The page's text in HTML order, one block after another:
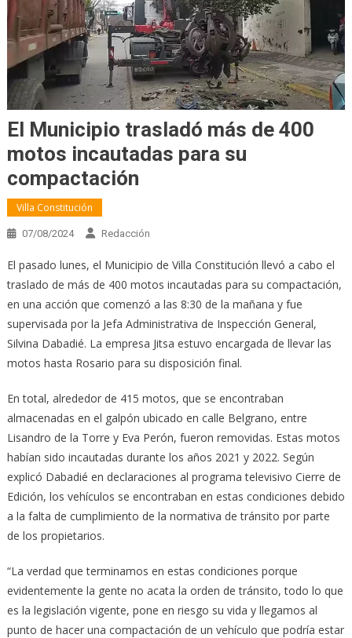
El Municipio trasladó más de 400
motos incautadas para su
compactación
Villa Constitución
07/08/2024 Redacción
El pasado lunes, el Municipio de Villa Constitución llevó a cabo el
traslado de más de 400 motos incautadas para su compactación,
en una acción que comenzó a las 8:30 de la mañana y fue
supervisada por la Jefa Administrativa de Inspección General,
Silvina Dabadié. La empresa Jitsa estuvo encargada de llevar las
motos hasta Rosario para su disposición final.
En total, alrededor de 415 motos, que se encontraban
almacenadas en el galpón ubicado en calle Belgrano, entre
Lisandro de la Torre y Eva Perón, fueron removidas. Estas motos
habían sido incautadas durante los años 2021 y 2022. Según
explicó Dabadié en declaraciones al programa televisivo Cierre de
Edición, los vehículos se encontraban en estas condiciones debido
a la falta de cumplimiento de la normativa de tránsito por parte
de los propietarios.
“La verdad que terminamos en estas condiciones porque
evidentemente la gente no acata la orden de tránsito, todo lo que
es la legislación vigente, pone en riesgo su vida y llegamos al
punto de hacer una compactación de un vehículo que podría estar